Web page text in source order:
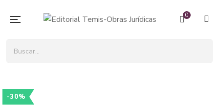
0
-30%